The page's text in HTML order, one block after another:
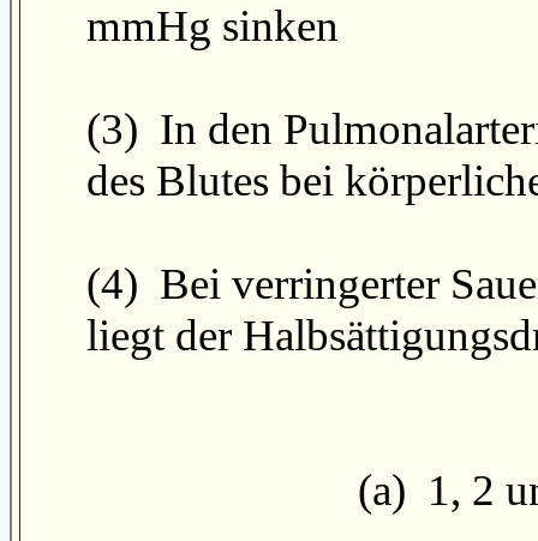
mmHg sinken
(3) In den
des Blutes bei
(4) Bei verringerter
liegt der
(a) 1, 2